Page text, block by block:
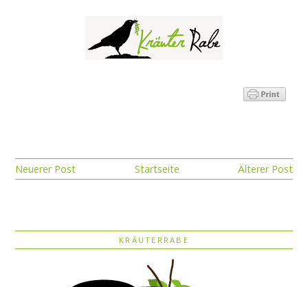
Neuerer Post Älterer Post
Startseite
KRÄUTERRABE